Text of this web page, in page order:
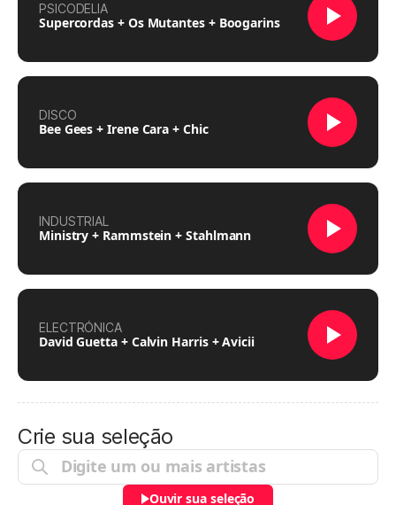
PSICODELIA
Supercordas + Os Mutantes + Boogarins
DISCO
Bee Gees + Irene Cara + Chic
INDUSTRIAL
Ministry + Rammstein + Stahlmann
ELECTRÓNICA
David Guetta + Calvin Harris + Avicii
Crie sua seleção
Ouvir sua seleção